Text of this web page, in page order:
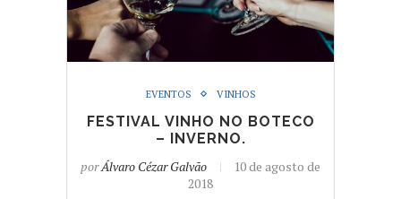
EVENTOS VINHOS
FESTIVAL VINHO NO BOTECO
– INVERNO.
porÁlvaro Cézar Galvão
10 de agosto de
2018